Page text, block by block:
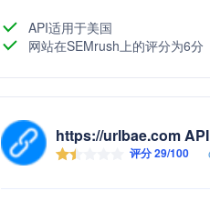
API适用于美国
网站在SEMrush上的评分为6分
https://urlbae.com API
评分 29/100